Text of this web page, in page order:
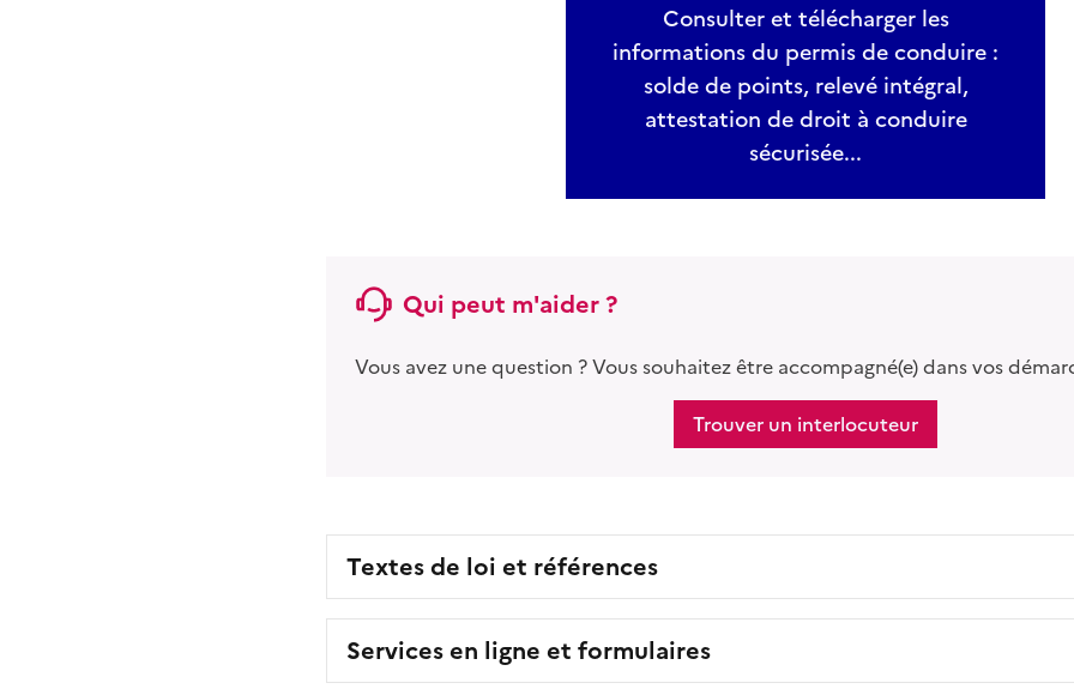
Consulter et télécharger les
informations du permis de conduire :
solde de points, relevé intégral,
attestation de droit à conduire
sécurisée...
Qui peut m'aider ?
Vous avez une question ? Vous souhaitez être accompagné(e) dans vos
Trouver un interlocuteur
Textes de loi et références
Services en ligne et formulaires